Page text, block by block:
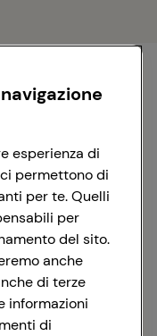
esperienza di
permettono di
per te. Quelli
per
del sito.
anche
di terze
informazioni
di